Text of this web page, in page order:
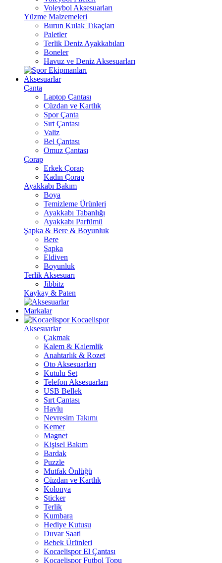
Voleybol Aksesuarları
Yüzme Malzemeleri
Burun Kulak Tıkaçları
Paletler
Terlik Deniz Ayakkabıları
Boneler
Havuz ve Deniz Aksesuarları
Aksesuarlar
Çanta
Laptop Çantası
Cüzdan ve Kartlık
Spor Çanta
Sırt Çantası
Valiz
Bel Çantası
Omuz Çantası
Çorap
Erkek Çorap
Kadın Çorap
Ayakkabı Bakım
Boya
Temizleme Ürünleri
Ayakkabı Tabanlığı
Ayakkabı Parfümü
Şapka & Bere & Boyunluk
Bere
Şapka
Eldiven
Boyunluk
Terlik Aksesuarı
Jibbitz
Kaykay & Paten
Markalar
Kocaelispor
Aksesuarlar
Çakmak
Kalem & Kalemlik
Anahtarlık & Rozet
Oto Aksesuarları
Kutulu Set
Telefon Aksesuarları
USB Bellek
Sırt Çantası
Havlu
Nevresim Takımı
Kemer
Magnet
Kişisel Bakım
Bardak
Puzzle
Mutfak Önlüğü
Cüzdan ve Kartlık
Kolonya
Sticker
Terlik
Kumbara
Hediye Kutusu
Duvar Saati
Bebek Ürünleri
Kocaelispor El Çantası
Kocaelispor Futbol Topu